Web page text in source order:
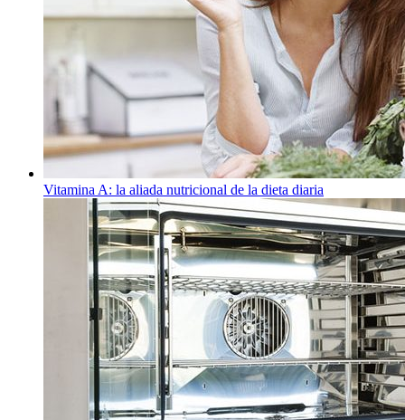
Vitamina A: la aliada nutricional de la dieta diaria